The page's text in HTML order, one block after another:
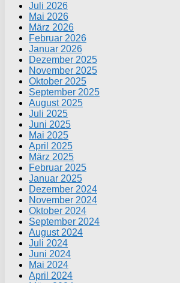
Juli 2026
Mai 2026
März 2026
Februar 2026
Januar 2026
Dezember 2025
November 2025
Oktober 2025
September 2025
August 2025
Juli 2025
Juni 2025
Mai 2025
April 2025
März 2025
Februar 2025
Januar 2025
Dezember 2024
November 2024
Oktober 2024
September 2024
August 2024
Juli 2024
Juni 2024
Mai 2024
April 2024